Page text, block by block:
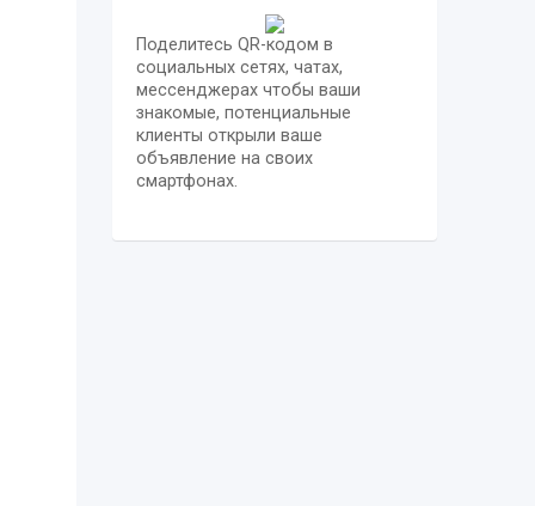
Поделитесь QR-кодом в
социальных сетях, чатах,
мессенджерах чтобы ваши
знакомые, потенциальные
клиенты открыли ваше
объявление на своих
смартфонах.